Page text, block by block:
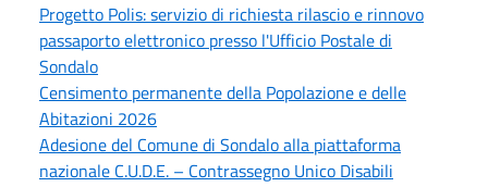
Progetto Polis: servizio di richiesta rilascio e rinnovo
passaporto elettronico presso l'Ufficio Postale di
Sondalo
Censimento permanente della Popolazione e delle
Abitazioni 2026
Adesione del Comune di Sondalo alla piattaforma
nazionale C.U.D.E. – Contrassegno Unico Disabili